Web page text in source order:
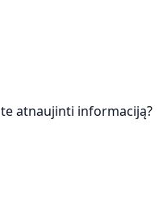
atnaujinti informaciją?